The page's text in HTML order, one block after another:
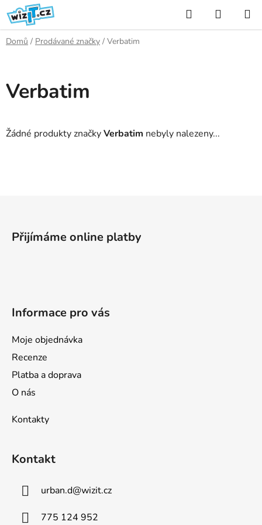
Přejít
na
obsah
Hledat
KOŠÍK
Domů / Prodávané značky / Verbatim
Verbatim
Žádné produkty značkyVerbatim nebyly nalezeny...
Přijímáme online platby
Informace pro vás
Moje objednávka
Recenze
Platba a doprava
O nás
Kontakty
Kontakt
urban.d@wizit.cz
775 124 952